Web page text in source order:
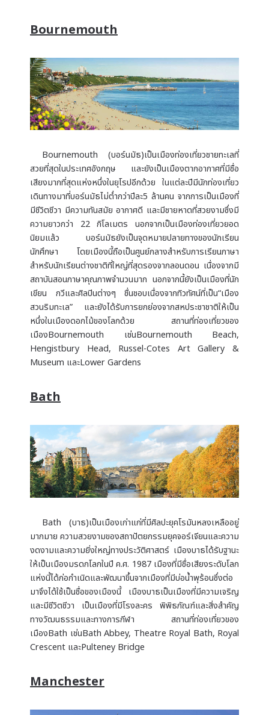
Bournemouth
Bournemouth (บอร์นมัธ)เป็นเมืองท่องเที่ยวชายทะเลที่
สวยที่สุดในประเทศอังกฤษ และยังเป็นเมืองตากอากาศที่มีชื่อ
เสียงมากที่สุดแห่งหนึ่งในยุโรปอีกด้วย ในแต่ละปีมีนักท่องเที่ยว
เดินทางมาที่บอร์นมัธไม่ต่ำกว่าปีละ5 ล้านคน จากการเป็นเมืองที่
มีชีวิตชีวา มีความทันสมัย อากาศดี และมีชายหาดที่สวยงามซึ่งมี
ความยาวกว่า 22 กิโลเมตร นอกจากเป็นเมืองท่องเที่ยวยอด
นิยมแล้ว บอร์นมัธยังเป็นจุดหมายปลายทางของนักเรียน
นักศึกษา โดยเมืองนี้ถือเป็นศูนย์กลางสำหรับการเรียนภาษา
สำหรับนักเรียนต่างชาติที่ใหญ่ที่สุดรองจากลอนดอน เนื่องจากมี
สถาบันสอนภาษาคุณภาพจำนวนมาก นอกจากนี้ยังเป็นเมืองที่นัก
เขียน กวีและศิลปินต่างๆ ชื่นชอบเนื่องจากทิวทัศน์ที่เป็น“เมือง
สวนริมทะเล” และยังได้รับการยกย่องจากสหประชาชาติให้เป็น
หนึ่งในเมืองดอกไม้ของโลกด้วย สถานที่ท่องเที่ยวของ
เมืองBournemouth เช่นBournemouth Beach,
Hengistbury Head, Russel-Cotes Art Gallery &
Museum และLower Gardens
Bath
Bath (บาธ)เป็นเมืองเก่าแก่ที่มีศิลปะยุคโรมันหลงเหลืออยู่
มากมาย ความสวยงามของสถาปัตยกรรมยุคจอร์เจียนและความ
งดงามและความยิ่งใหญ่ทางประวัติศาสตร์ เมืองบาธได้รับฐานะ
ให้เป็นเมืองมรดกโลกในปี ค.ศ. 1987 เมืองที่มีชื่อเสียงระดับโลก
แห่งนี้ได้ก่อกำเนิดและพัฒนาขึ้นจากเมืองที่มีบ่อน้ำพุร้อนซึ่งต่อ
มาจึงได้ใช้เป็นชื่อของเมืองนี้ เมืองบาธเป็นเมืองที่มีความเจริญ
และมีชีวิตชีวา เป็นเมืองที่มีโรงละคร พิพิธภัณฑ์และสิ่งสำคัญ
ทางวัฒนธรรมและทางการกีฬา สถานที่ท่องเที่ยวของ
เมืองBath เช่นBath Abbey, Theatre Royal Bath, Royal
Crescent และPulteney Bridge
Manchester